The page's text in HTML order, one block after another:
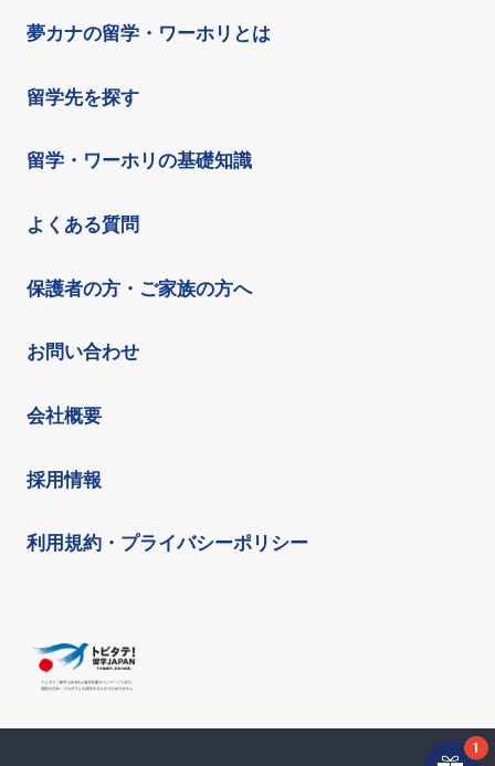
夢カナの留学・ワーホリとは
留学先を探す
留学・ワーホリの基礎知識
よくある質問
保護者の方・ご家族の方へ
お問い合わせ
会社概要
採用情報
利用規約・プライバシーポリシー